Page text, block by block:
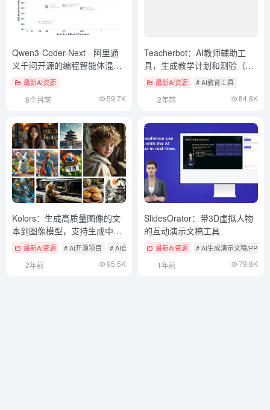
Qwen3-Coder-Next - 阿里通
义千问开源的编程智能体混合
模型最新AI资源
6个月前 59.7K
Teacherbot：AI教师辅助工
具，生成教学计划和测验（付
费）最新AI资源 # AI教育工具
2年前 84.8K
Kolors：生成高质量图像的文
本到图像模型，支持生成中文
海报最新AI资源 # AI开源项目 # AI自部署图像生成工具
2年前 95.5K
SlidesOrator：带3D虚拟人物
的互动演示文稿工具
最新AI资源 # AI生成演示文稿/PPT
1年前 79.8K